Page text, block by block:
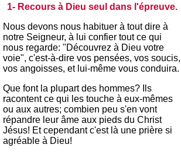
1- Recours à Dieu seul dans l'épreuve.
Nous devons nous habituer à tout dire à
notre Seigneur, à lui confier tout ce qui
nous regarde: "Découvrez à Dieu votre
voie", c'est-à-dire vos pensées, vos soucis,
vos angoisses, et lui-même vous conduira.
Que font la plupart des hommes? Ils
racontent ce qui les touche à eux-mêmes
ou aux autres; combien peu s'en vont
répandre leur âme aux pieds du Christ
Jésus! Et cependant c'est là une prière si
agréable à Dieu!